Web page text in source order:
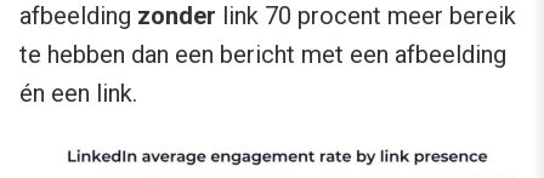
afbeelding zonder link 70 procent meer bereik
te hebben dan een bericht met een afbeelding
én een link.